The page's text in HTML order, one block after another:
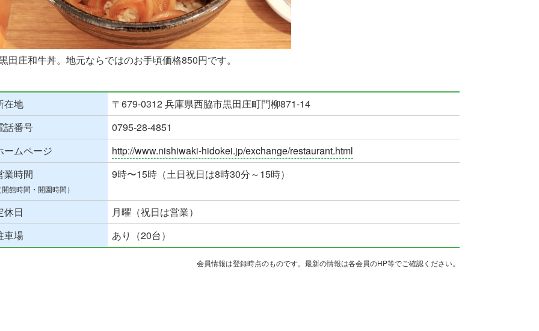
田庄和牛丼。地元ならではのお手頃価格850円です。
在地
〒679-0312 兵庫県西脇市黒田庄町門柳871-14
話番号
0795-28-4851
ームページ
http://www.nishiwaki-hidokei.jp/exchange/restaurant.html
業時間
館時間・開園時間）
9時〜15時（土日祝日は8時30分～15時）
休日
月曜（祝日は営業）
車場
あり（20台）
会員情報は登録時点のものです。 最新の情報は各会員のHP等でご確認ください。